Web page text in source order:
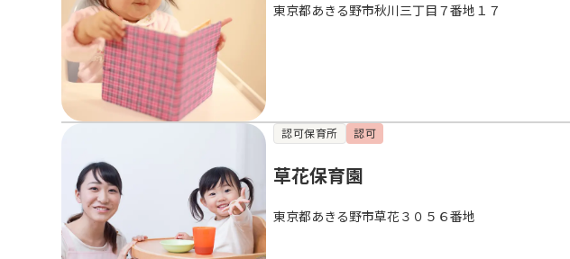
東京都あきる野市秋川三丁目７番地１７
認可保育所 認可
草花保育園
東京都あきる野市草花３０５６番地